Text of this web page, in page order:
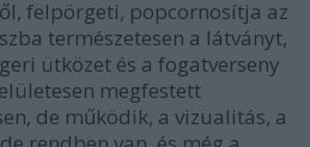
felpörgeti, popcornosítja az
természetesen a látványt,
ütközet és a fogatverseny
megfestett
de működik, a vizualitás, a